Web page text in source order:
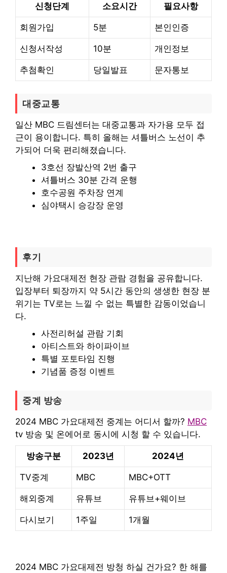
신청단계 소요시간 필요사항
회원가입 5분 본인인증
신청서작성 10분 개인정보
추첨확인 당일발표 문자통보
대중교통
일산 MBC 드림센터는 대중교통과 자가용 모두 접
근이 용이합니다. 특히 올해는 셔틀버스 노선이 추
가되어 더욱 편리해졌습니다.
3호선 장발산역 2번 출구
셔틀버스 30분 간격 운행
호수공원 주차장 연계
심야택시 승강장 운영
후기
지난해 가요대제전 현장 관람 경험을 공유합니다.
입장부터 퇴장까지 약 5시간 동안의 생생한 현장 분
위기는 TV로는 느낄 수 없는 특별한 감동이었습니
다.
사전리허설 관람 기회
아티스트와 하이파이브
특별 포토타임 진행
기념품 증정 이벤트
중계 방송
2024 MBC 가요대제전 중계는 어디서 할까? MBC
tv 방송 및 온에어로 동시에 시청 할 수 있습니다.
방송구분 2023년 2024년
TV중계 MBC MBC+OTT
해외중계 유튜브 유튜브+웨이브
다시보기 1주일 1개월
2024 MBC 가요대제전 방청 하실 건가요? 한 해를